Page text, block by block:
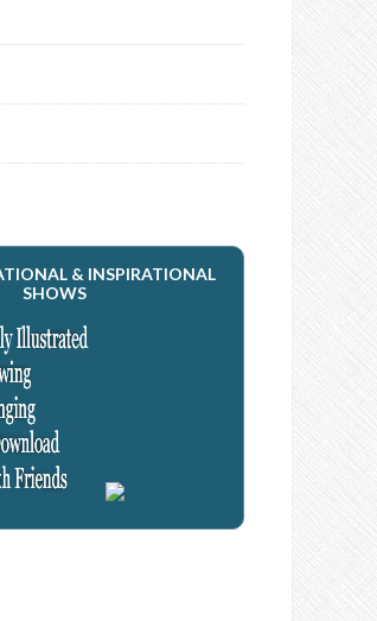
& INSPIRATIONAL
SHOWS